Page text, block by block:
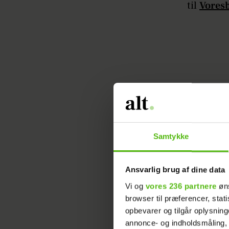
Samtykke
Ansvarlig brug af dine data
Vi og vores 236 partnere
browser til præferencer,
opbevarer og tilgår
annonce- og
til
snert af
datter.
Og så
og
Fødslen